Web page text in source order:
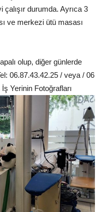
durumda. Ayrıca 3
ve merkezi ütü masası
olup, diğer günlerde
06.87.43.42.25 / veya / 06
Yerinin Fotoğrafları